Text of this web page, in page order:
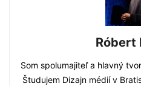
Róbert
Som spolumajiteľ a hlavný
Študujem Dizajn médií v